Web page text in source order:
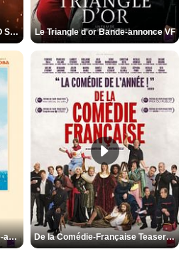
L'Odyssée Bande-annonce VO STFR Le Triangle d'or Bande-annonce VF
Les Matins merveilleux Bande-annonce VF De la Comédie-Française Teaser VF